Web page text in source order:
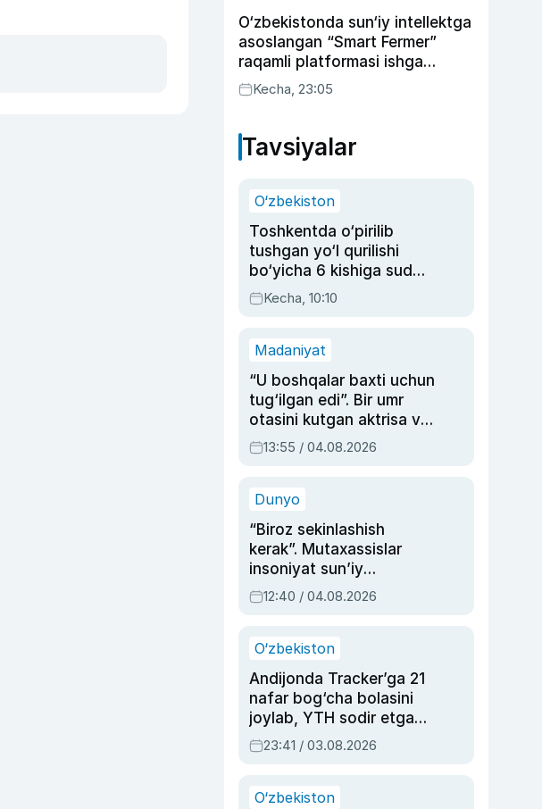
O‘zbekistonda sun‘iy intellektga
asoslangan “Smart Fermer”
raqamli platformasi ishga
tushiriladi
Kecha, 23:05
Tavsiyalar
O‘zbekiston
Toshkentda o‘pirilib
tushgan yo‘l qurilishi
bo‘yicha 6 kishiga sud
hukmi o‘qildi
Kecha, 10:10
Madaniyat
“U boshqalar baxti uchun
tug‘ilgan edi”. Bir umr
otasini kutgan aktrisa va
dublyaj ustasi Rimma
Ahmedovaning
13:55 / 04.08.2026
Dunyo
“Biroz sekinlashish
kerak”. Mutaxassislar
insoniyat sun’iy
intellektni boshqara
olmay qolishidan xavotir
12:40 / 04.08.2026
O‘zbekiston
Andijonda Tracker’ga 21
nafar bog‘cha bolasini
joylab, YTH sodir etgan
ayolga sud hukmi o‘qildi
23:41 / 03.08.2026
O‘zbekiston